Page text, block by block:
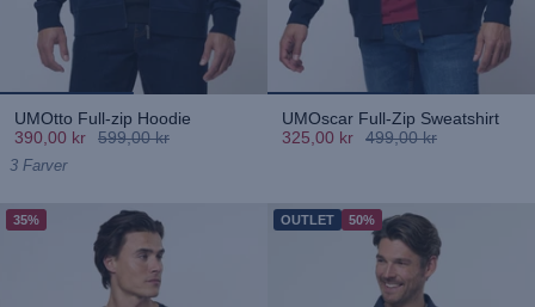
UMOtto Full-zip Hoodie
390,00 kr
599,00 kr
3 Farver
UMOscar Full-Zip Sweatshirt
325,00 kr
499,00 kr
35% OUTLET 50%